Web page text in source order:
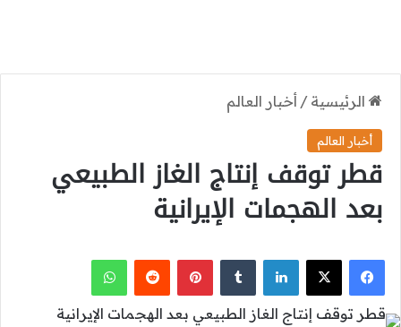
الرئيسية / أخبار العالم
أخبار العالم
قطر توقف إنتاج الغاز الطبيعي
بعد الهجمات الإيرانية
فيسبوك
‫X لينكدإن بينتيريست واتساب